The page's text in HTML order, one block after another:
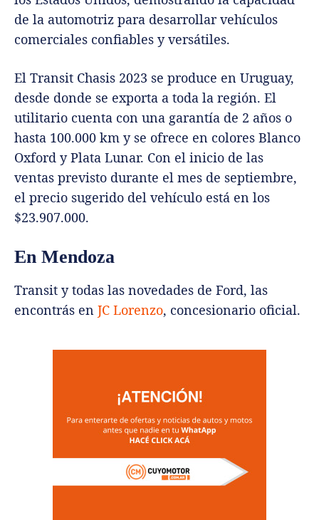
de la automotriz para desarrollar vehículos
comerciales confiables y versátiles.
El Transit Chasis 2023 se produce en Uruguay,
desde donde se exporta a toda la región. El
utilitario cuenta con una garantía de 2 años o
hasta 100.000 km y se ofrece en colores Blanco
Oxford y Plata Lunar. Con el inicio de las
ventas previsto durante el mes de septiembre,
el precio sugerido del vehículo está en los
$23.907.000.
En Mendoza
Transit y todas las novedades de Ford, las
encontrás en JC Lorenzo, concesionario oficial.